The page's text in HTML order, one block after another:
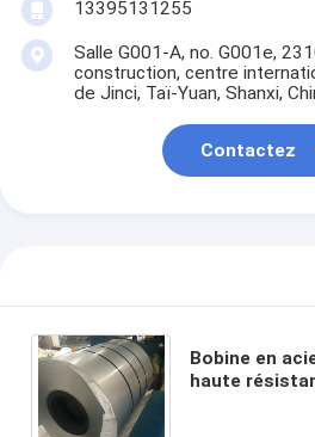
13395131255
Salle G001-A, no. G001e,
construction, centre
de Jinci, Taï-Yuan, Shanxi,
Contactez
Bobine en
haute